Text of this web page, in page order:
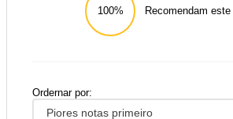
100% Recomendam
Ordernar por:
Piores notas primeiro